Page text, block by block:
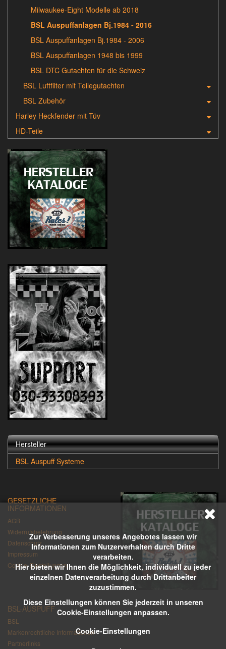
Zur Verbesserung unseres Angebotes lassen wir
Informationen zum Nutzerverhalten durch Dritte
verarbeiten.
Hier bieten wir Ihnen die Möglichkeit, individuell zu jeder
einzelnen Datenverarbeitung durch Drittanbeiter
zuzustimmen.
Diese Einstellungen können Sie jederzeit in unseren
Cookie-Einstellungen anpassen.
Cookie-Einstellungen
Milwaukee-Eight Modelle ab 2018
BSL Auspuffanlagen Bj.1984 - 2016
BSL Auspuffanlagen Bj.1984 - 2006
BSL Auspuffanlagen 1948 bis 1999
BSL DTC Gutachten für die Schweiz
BSL Luftfilter mit Teilegutachten
BSL Zubehör
Harley Heckfender mit Tüv
HD-Teile
Hersteller
BSL Auspuff Systeme
GESETZLICHE
INFORMATIONEN
AGB
Widerrufsbelehrung
Datenschutz
Impressum
Cookie-Einstellungen
BSL-AUSPUFF
BSL
Markenrechtliche Informationen
Partnerlinks